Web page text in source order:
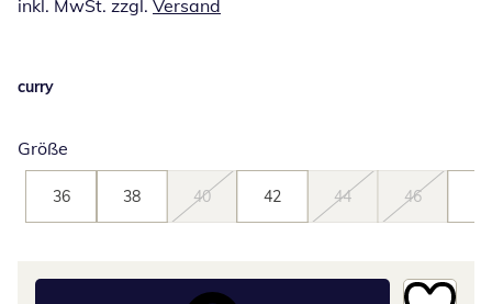
inkl. MwSt. zzgl. Versand
curry
Größe
36 38 40 42 44 46